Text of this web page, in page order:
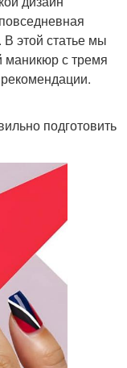
этой статье мы
маникюр с тремя
подготовить